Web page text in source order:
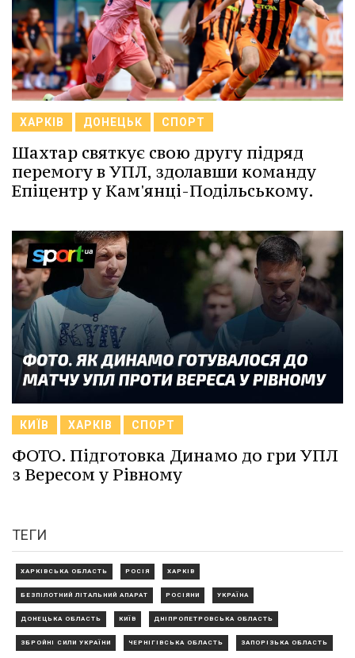
ХАРКІВ ДОНЕЦЬК СПОРТ
Шахтар святкує свою другу підряд
перемогу в УПЛ, здолавши команду
Епіцентр у Кам'янці-Подільському.
КИЇВ ХАРКІВ СПОРТ
ФОТО. Підготовка Динамо до гри УПЛ
з Вересом у Рівному
ТЕГИ
ХАРКІВСЬКА ОБЛАСТЬ РОСІЯ ХАРКІВ
БЕЗПІЛОТНИЙ ЛІТАЛЬНИЙ АПАРАТ РОСІЯНИ УКРАЇНА
ДОНЕЦЬКА ОБЛАСТЬ КИЇВ ДНІПРОПЕТРОВСЬКА ОБЛАСТЬ
ЗБРОЙНІ СИЛИ УКРАЇНИ ЧЕРНІГІВСЬКА ОБЛАСТЬ ЗАПОРІЗЬКА ОБЛАСТЬ